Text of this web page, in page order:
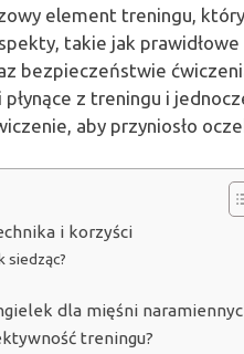
element treningu,
takie jak prawidłowe
bezpieczeństwie
z treningu i
aby przyniosło
i korzyści
siedząc?
dla mięśni
treningu?